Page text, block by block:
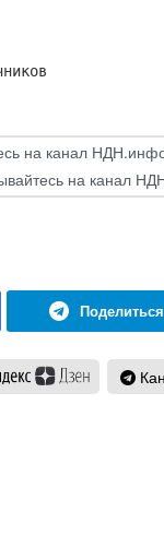
на канал
на канал